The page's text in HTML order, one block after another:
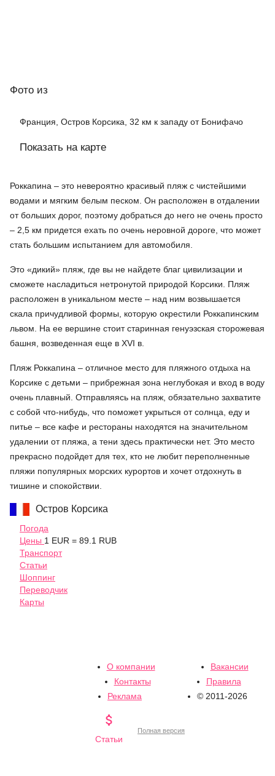
Фото из
Франция, Остров Корсика, 32 км к западу от Бонифачо
Показать на карте
Роккапина – это невероятно красивый пляж с чистейшими
водами и мягким белым песком. Он расположен в отдалении
от больших дорог, поэтому добраться до него не очень просто
– 2,5 км придется ехать по очень неровной дороге, что может
стать большим испытанием для автомобиля.
Это «дикий» пляж, где вы не найдете благ цивилизации и
сможете насладиться нетронутой природой Корсики. Пляж
расположен в уникальном месте – над ним возвышается
скала причудливой формы, которую окрестили Роккапинским
львом. На ее вершине стоит старинная генуэзская сторожевая
башня, возведенная еще в XVI в.
Пляж Роккапина – отличное место для пляжного отдыха на
Корсике с детьми – прибрежная зона неглубокая и вход в воду
очень плавный. Отправляясь на пляж, обязательно захватите
с собой что-нибудь, что поможет укрыться от солнца, еду и
питье – все кафе и рестораны находятся на значительном
удалении от пляжа, а тени здесь практически нет. Это место
прекрасно подойдет для тех, кто не любит переполненные
пляжи популярных морских курортов и хочет отдохнуть в
тишине и спокойствии.
Остров Корсика
Погода
Цены 1 EUR = 89.1 RUB
Транспорт
Статьи
Шоппинг
Переводчик
Карты
О компании
Вакансии
Контакты
Правила
Реклама
© 2011-2026

Статьи
Полная версия